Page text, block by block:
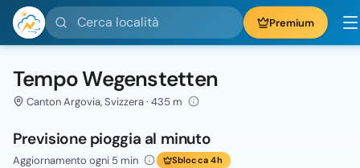
Cerca località Premium
Tempo Wegenstetten
Canton Argovia, Svizzera · 435 m
Previsione pioggia al minuto
Aggiornamento ogni 5 min Sblocca 4h